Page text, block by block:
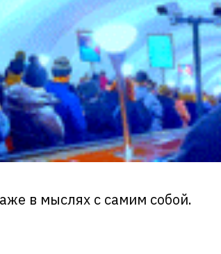
в мыслях с самим собой.